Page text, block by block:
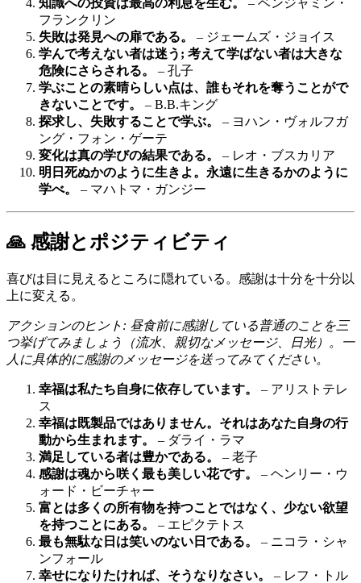
フランクリン
失敗は発見への扉である。
– ジェームズ・ジョイス
学んで考えない者は迷う; 考えて学ばない者は大きな
危険にさらされる。
– 孔子
学ぶことの素晴らしい点は、誰もそれを奪うことがで
きないことです。
– B.B.キング
探求し、失敗することで学ぶ。
– ヨハン・ヴォルフガ
ング・フォン・ゲーテ
変化は真の学びの結果である。
– レオ・ブスカリア
明日死ぬかのように生きよ。永遠に生きるかのように
学べ。
– マハトマ・ガンジー
🙏 感謝とポジティビティ
喜びは目に見えるところに隠れている。感謝は十分を十分以
上に変える。
アクションのヒント: 昼食前に感謝している普通のことを三
つ挙げてみましょう（流水、親切なメッセージ、日光）。一
人に具体的に感謝のメッセージを送ってみてください。
幸福は私たち自身に依存しています。
– アリストテレ
ス
幸福は既製品ではありません。それはあなた自身の行
動から生まれます。
– ダライ・ラマ
満足している者は豊かである。
– 老子
感謝は魂から咲く最も美しい花です。
– ヘンリー・ウ
ォード・ビーチャー
富とは多くの所有物を持つことではなく、少ない欲望
を持つことにある。
– エピクテトス
最も無駄な日は笑いのない日である。
– ニコラ・シャ
ンフォール
幸せになりたければ、そうなりなさい。
– レフ・トル